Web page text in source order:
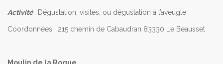
Activité: Dégustation, visites, ou dégustation à l’aveugle
Coordonnées : 215 chemin de Cabaudran 83330 Le Beausset